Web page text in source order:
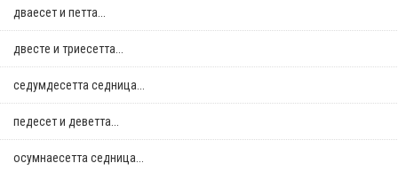
дваесет и петта...
двестe и триесетта...
седумдесетта седница...
педесет и деветта...
осумнaесетта седница...